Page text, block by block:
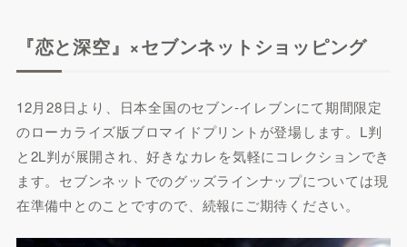
『恋と深空』×セブンネットショッピング
12月28日より、日本全国のセブン-イレブンにて期間限定
のローカライズ版ブロマイドプリントが登場します。L判
と2L判が展開され、好きなカレを気軽にコレクションでき
ます。セブンネットでのグッズラインナップについては現
在準備中とのことですので、続報にご期待ください。